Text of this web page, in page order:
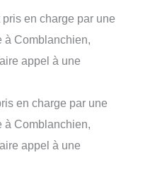
en charge par une
Comblanchien,
appel à une
en charge par une
Comblanchien,
appel à une